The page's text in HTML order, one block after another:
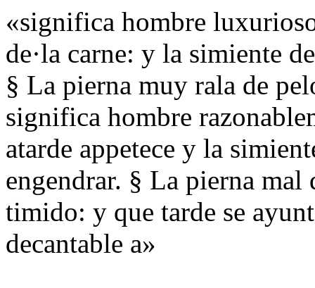
«significa hombre
de·la carne: y la simiente
§ La pierna muy rala de
significa hombre
atarde appetece y la
engendrar. § La pierna
timido: y que tarde se
decantable a»